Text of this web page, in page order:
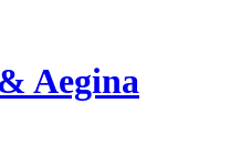
Aegina